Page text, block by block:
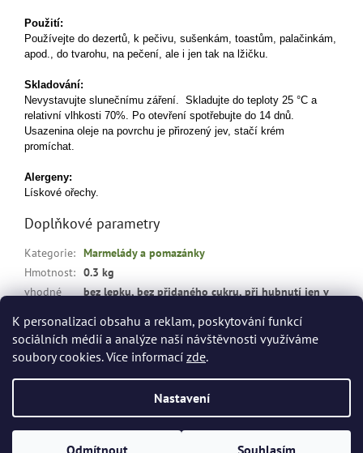
K personalizaci obsahu a reklam, poskytování funkcí
sociálních médií a analýze naší návštěvnosti využíváme
soubory cookies. Více informací zde.
Nastavení
Odmítnout Souhlasím
Použití:
Používejte do dezertů, k pečivu, sušenkám, toastům, palačinkám,
apod., do tvarohu, na pečení, ale i jen tak na lžičku.
Skladování:
Nevystavujte slunečnímu záření. Skladujte do teploty 25 °C a
relativní vlhkosti 70%. Po otevření spotřebujte do 14 dnů.
Usazenina oleje na povrchu je přirozený jev, stačí krém
promíchat.
Alergeny:
Lískové ořechy.
Doplňkové parametry
Kategorie: Marmelády a pomazánky
Hmotnost: 0.3 kg
vhodné
bez lepku, bez přidaného cukru, při hubnutí jen v
dietashopbrno.cz